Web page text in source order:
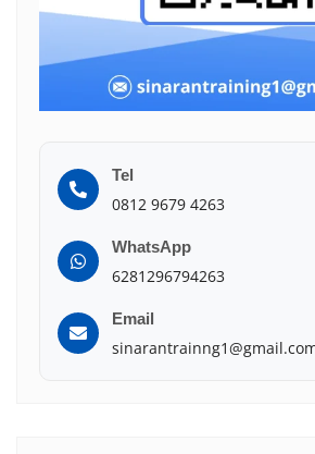
Tel
0812 9679 4263
WhatsApp
6281296794263
Email